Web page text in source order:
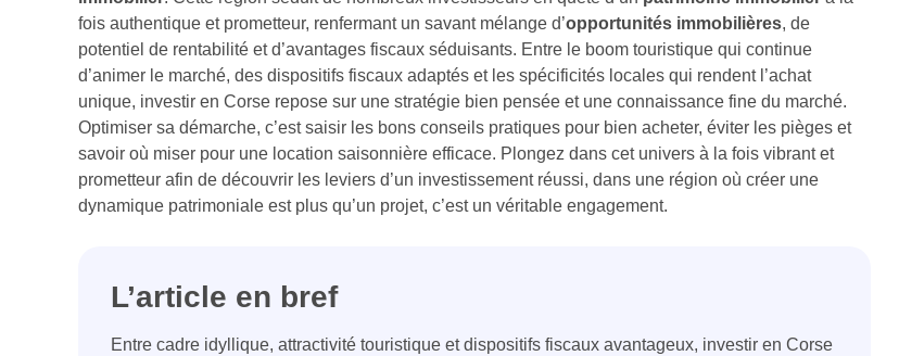
fois authentique et prometteur, renfermant un savant mélange d’opportunités immobilières, de
potentiel de rentabilité et d’avantages fiscaux séduisants. Entre le boom touristique qui continue
d’animer le marché, des dispositifs fiscaux adaptés et les spécificités locales qui rendent l’achat
unique, investir en Corse repose sur une stratégie bien pensée et une connaissance fine du marché.
Optimiser sa démarche, c’est saisir les bons conseils pratiques pour bien acheter, éviter les pièges et
savoir où miser pour une location saisonnière efficace. Plongez dans cet univers à la fois vibrant et
prometteur afin de découvrir les leviers d’un investissement réussi, dans une région où créer une
dynamique patrimoniale est plus qu’un projet, c’est un véritable engagement.
L’article en bref
Entre cadre idyllique, attractivité touristique et dispositifs fiscaux avantageux, investir en Corse